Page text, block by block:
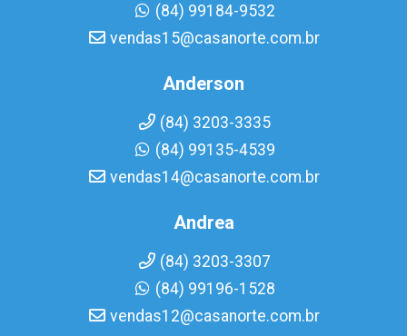
(84) 99184-9532
vendas15@casanorte.com.br
Anderson
(84) 3203-3335
(84) 99135-4539
vendas14@casanorte.com.br
Andrea
(84) 3203-3307
(84) 99196-1528
vendas12@casanorte.com.br